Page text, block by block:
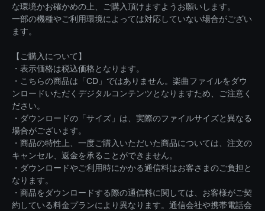
な環境かお確かめの上、ご購入頂けますようお願いします。
一部の機種やご利用環境によっては対応していない場合がござい
ます。
【ご購入について】
・表示価格は税込価格となります。
・こちらの商品は「CD」ではありません。楽曲ファイルをダウ
ンロードいただくデジタルコンテンツとなりますため、ご注意く
ださい。
・ダウンロードの「サイズ」は、実際のファイルサイズと異なる
場合がございます。
・商品の特性上、一度ご購入いただいた商品については、注文の
キャンセル、返金を承ることができません。
・ダウンロードやご利用時にかかる通信料はお客さまのご負担と
なります。
・商品をダウンロードする際の通信料に関しては、お客様がご契
約している料金プランにより異なります。通信会社や携帯電話会